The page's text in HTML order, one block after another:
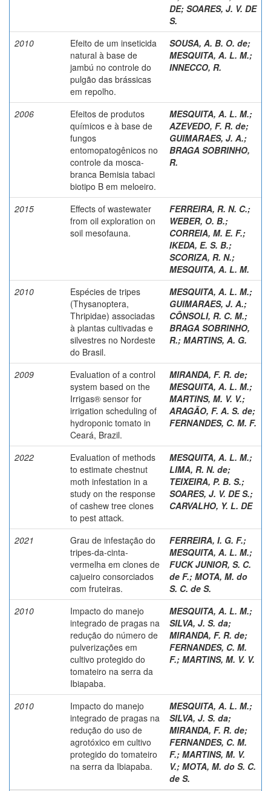
DE; SOARES, J. V. DE
S.
2010
Efeito de um inseticida
natural à base de
jambú no controle do
pulgão das brássicas
em repolho.
SOUSA, A. B. O. de;
MESQUITA, A. L. M.;
INNECCO, R.
2006
Efeitos de produtos
químicos e à base de
fungos
entomopatogênicos no
controle da mosca-
branca Bemisia tabaci
biotipo B em meloeiro.
MESQUITA, A. L. M.;
AZEVEDO, F. R. de;
GUIMARAES, J. A.;
BRAGA SOBRINHO,
R.
2015
Effects of wastewater
from oil exploration on
soil mesofauna.
FERREIRA, R. N. C.;
WEBER, O. B.;
CORREIA, M. E. F.;
IKEDA, E. S. B.;
SCORIZA, R. N.;
MESQUITA, A. L. M.
2010
Espécies de tripes
(Thysanoptera,
Thripidae) associadas
à plantas cultivadas e
silvestres no Nordeste
do Brasil.
MESQUITA, A. L. M.;
GUIMARAES, J. A.;
CÔNSOLI, R. C. M.;
BRAGA SOBRINHO,
R.; MARTINS, A. G.
2009
Evaluation of a control
system based on the
Irrigas® sensor for
irrigation scheduling of
hydroponic tomato in
Ceará, Brazil.
MIRANDA, F. R. de;
MESQUITA, A. L. M.;
MARTINS, M. V. V.;
ARAGÃO, F. A. S. de;
FERNANDES, C. M. F.
2022
Evaluation of methods
to estimate chestnut
moth infestation in a
study on the response
of cashew tree clones
to pest attack.
MESQUITA, A. L. M.;
LIMA, R. N. de;
TEIXEIRA, P. B. S.;
SOARES, J. V. DE S.;
CARVALHO, Y. L. DE
2021
Grau de infestação do
tripes-da-cinta-
vermelha em clones de
cajueiro consorciados
com fruteiras.
FERREIRA, I. G. F.;
MESQUITA, A. L. M.;
FUCK JUNIOR, S. C.
de F.; MOTA, M. do
S. C. de S.
2010
Impacto do manejo
integrado de pragas na
redução do número de
pulverizações em
cultivo protegido do
tomateiro na serra da
Ibiapaba.
MESQUITA, A. L. M.;
SILVA, J. S. da;
MIRANDA, F. R. de;
FERNANDES, C. M.
F.; MARTINS, M. V. V.
2010
Impacto do manejo
integrado de pragas na
redução do uso de
agrotóxico em cultivo
protegido do tomateiro
na serra da Ibiapaba.
MESQUITA, A. L. M.;
SILVA, J. S. da;
MIRANDA, F. R. de;
FERNANDES, C. M.
F.; MARTINS, M. V.
V.; MOTA, M. do S. C.
de S.